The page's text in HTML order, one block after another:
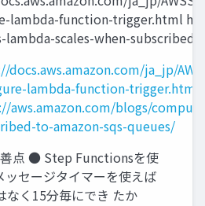
lambda-function-trigger.html
lambda-scales-when-
docs.aws.amazon.com/ja_jp/
lambda-function-trigger.html
aws.amazon.com/blogs/
to-amazon-sqs-queues/
点 ● Step Functionsを使
セージタイマーを使えば
なく15分毎にでき たか